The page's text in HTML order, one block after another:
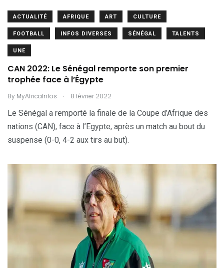
ACTUALITÉ AFRIQUE ART CULTURE
FOOTBALL INFOS DIVERSES SÉNÉGAL TALENTS
UNE
CAN 2022: Le Sénégal remporte son premier
trophée face à l’Égypte
By MyAfricaInfos . 8 février 2022
Le Sénégal a remporté la finale de la Coupe d’Afrique des
nations (CAN), face à l’Egypte, après un match au bout du
suspense (0-0, 4-2 aux tirs au but).